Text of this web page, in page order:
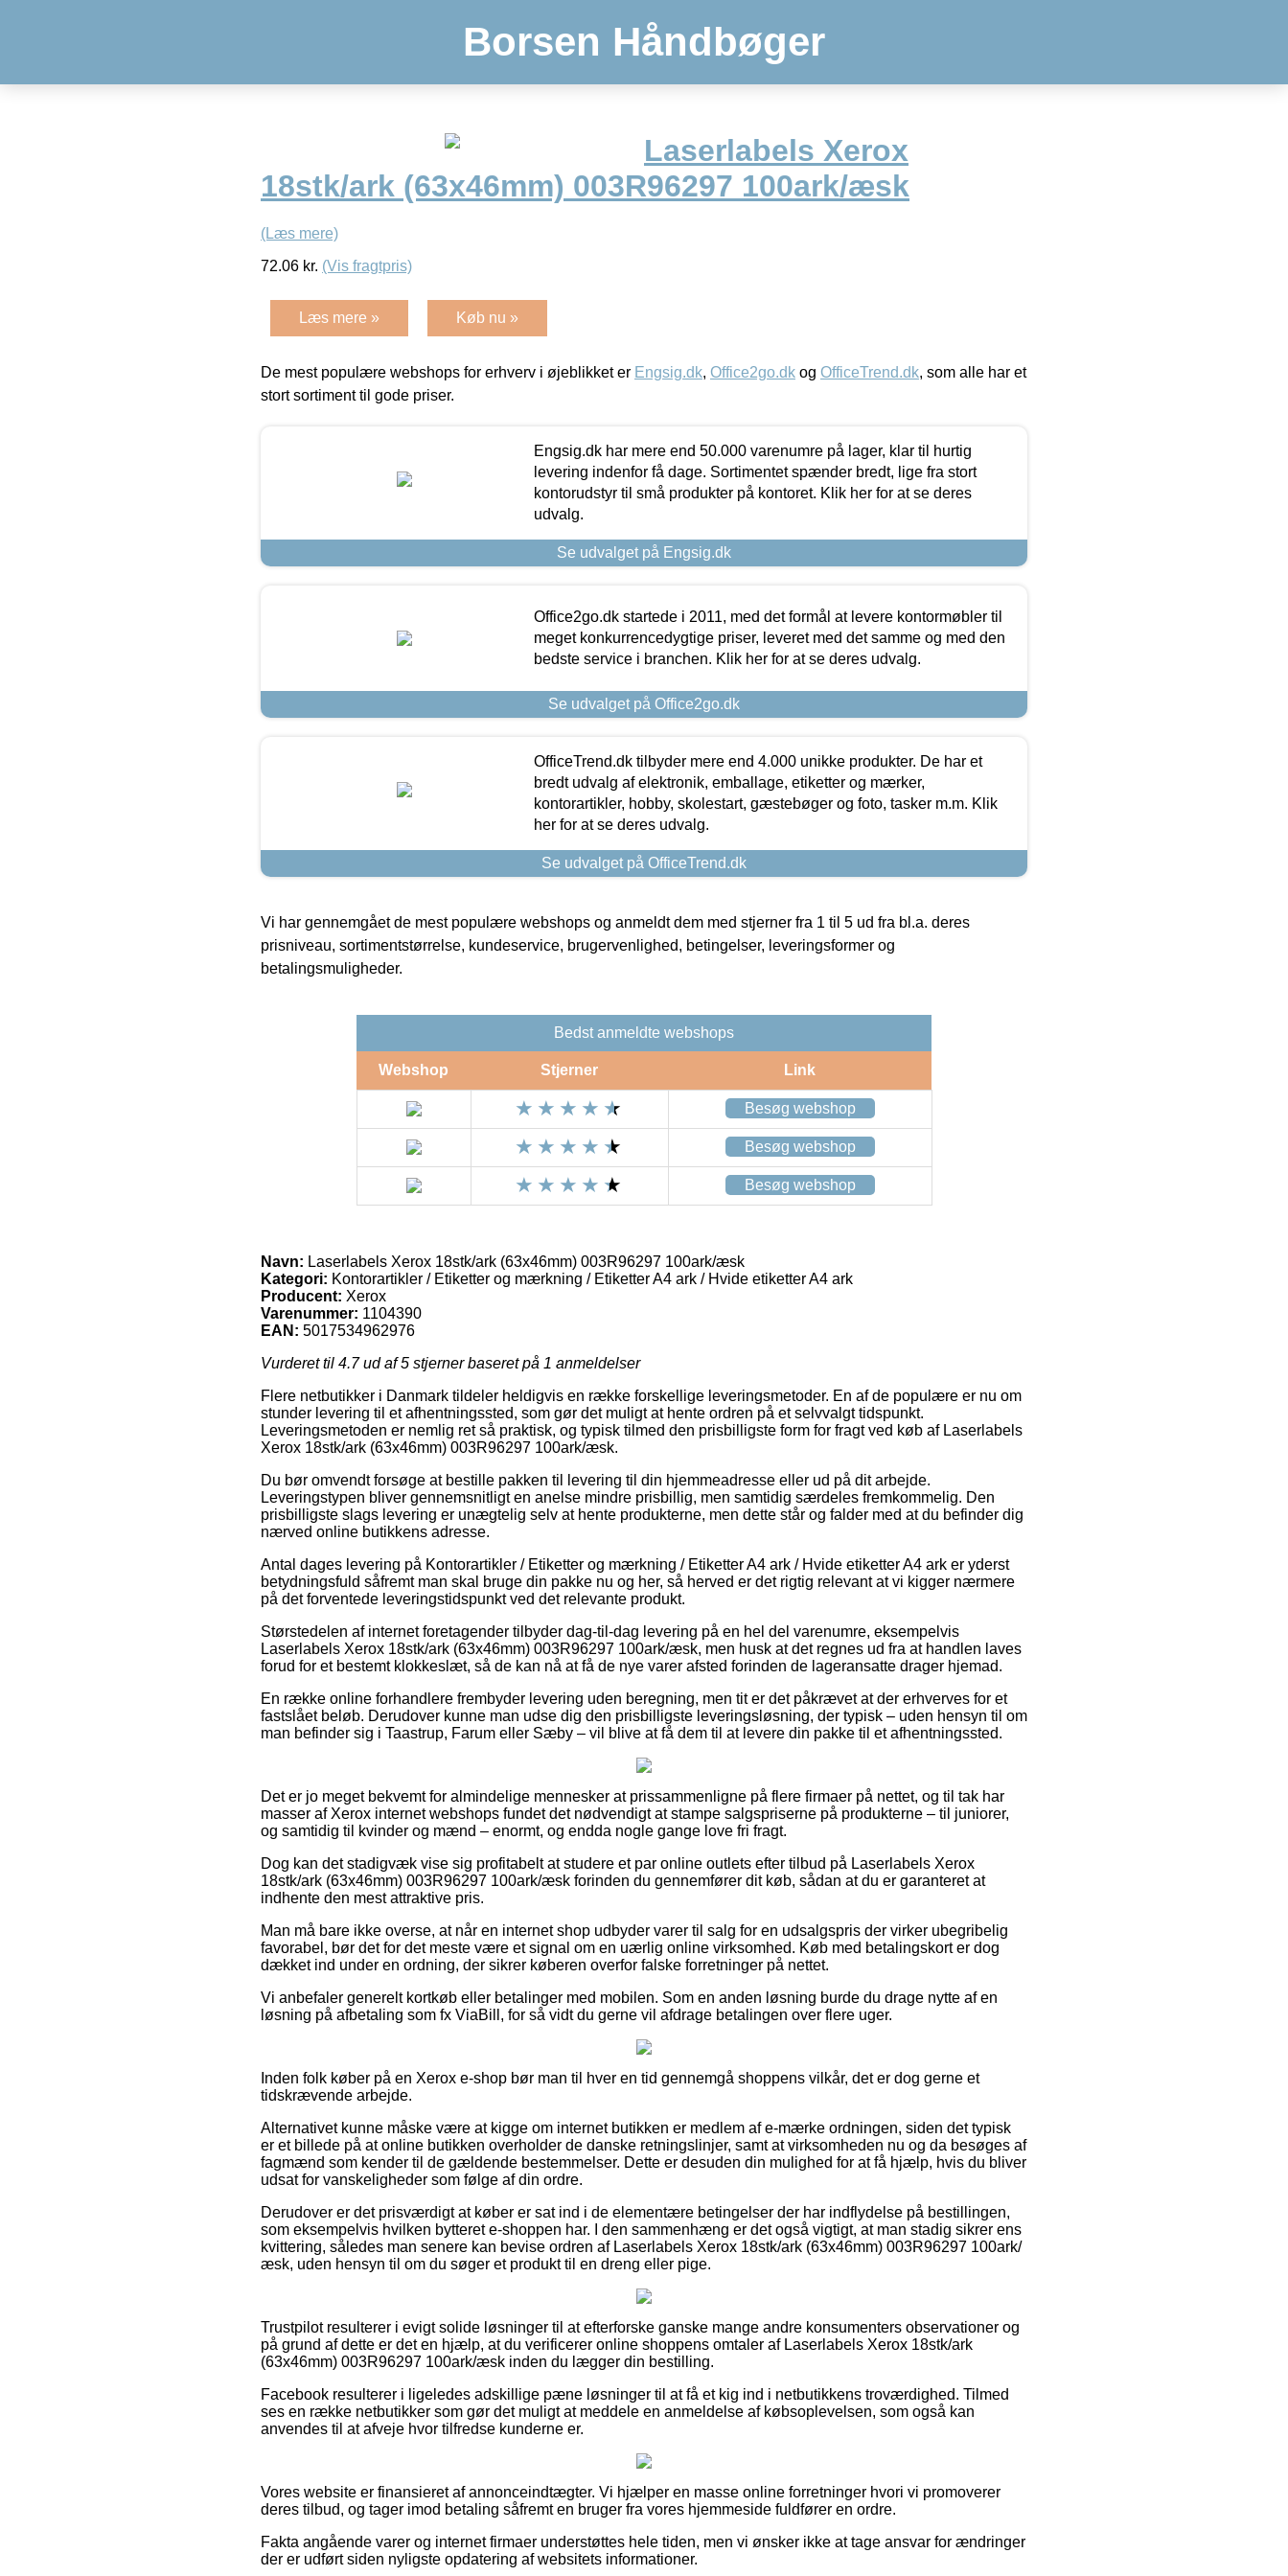
Borsen Håndbøger
Laserlabels Xerox
18stk/ark (63x46mm) 003R96297 100ark/æsk
(Læs mere)
72.06 kr. (Vis fragtpris)
Læs mere » Køb nu »
De mest populære webshops for erhverv i øjeblikket er Engsig.dk, Office2go.dk og OfficeTrend.dk, som alle har et
stort sortiment til gode priser.
Engsig.dk har mere end 50.000 varenumre på lager, klar til hurtig
levering indenfor få dage. Sortimentet spænder bredt, lige fra stort
kontorudstyr til små produkter på kontoret. Klik her for at se deres
udvalg.
Se udvalget på Engsig.dk
Office2go.dk startede i 2011, med det formål at levere kontormøbler til
meget konkurrencedygtige priser, leveret med det samme og med den
bedste service i branchen. Klik her for at se deres udvalg.
Se udvalget på Office2go.dk
OfficeTrend.dk tilbyder mere end 4.000 unikke produkter. De har et
bredt udvalg af elektronik, emballage, etiketter og mærker,
kontorartikler, hobby, skolestart, gæstebøger og foto, tasker m.m. Klik
her for at se deres udvalg.
Se udvalget på OfficeTrend.dk
Vi har gennemgået de mest populære webshops og anmeldt dem med stjerner fra 1 til 5 ud fra bl.a. deres
prisniveau, sortimentstørrelse, kundeservice, brugervenlighed, betingelser, leveringsformer og
betalingsmuligheder.
Bedst anmeldte webshops
Webshop Stjerner Link
Besøg webshop
Besøg webshop
Besøg webshop
Navn: Laserlabels Xerox 18stk/ark (63x46mm) 003R96297 100ark/æsk
Kategori: Kontorartikler / Etiketter og mærkning / Etiketter A4 ark / Hvide etiketter A4 ark
Producent: Xerox
Varenummer: 1104390
EAN: 5017534962976
Vurderet til 4.7ud af 5 stjerner baseret på 1 anmeldelser
Flere netbutikker i Danmark tildeler heldigvis en række forskellige leveringsmetoder. En af de populære er nu om
stunder levering til et afhentningssted, som gør det muligt at hente ordren på et selvvalgt tidspunkt.
Leveringsmetoden er nemlig ret så praktisk, og typisk tilmed den prisbilligste form for fragt ved køb af Laserlabels
Xerox 18stk/ark (63x46mm) 003R96297 100ark/æsk.
Du bør omvendt forsøge at bestille pakken til levering til din hjemmeadresse eller ud på dit arbejde.
Leveringstypen bliver gennemsnitligt en anelse mindre prisbillig, men samtidig særdeles fremkommelig. Den
prisbilligste slags levering er unægtelig selv at hente produkterne, men dette står og falder med at du befinder dig
nærved online butikkens adresse.
Antal dages levering på Kontorartikler / Etiketter og mærkning / Etiketter A4 ark / Hvide etiketter A4 ark er yderst
betydningsfuld såfremt man skal bruge din pakke nu og her, så herved er det rigtig relevant at vi kigger nærmere
på det forventede leveringstidspunkt ved det relevante produkt.
Størstedelen af internet foretagender tilbyder dag-til-dag levering på en hel del varenumre, eksempelvis
Laserlabels Xerox 18stk/ark (63x46mm) 003R96297 100ark/æsk, men husk at det regnes ud fra at handlen laves
forud for et bestemt klokkeslæt, så de kan nå at få de nye varer afsted forinden de lageransatte drager hjemad.
En række online forhandlere frembyder levering uden beregning, men tit er det påkrævet at der erhverves for et
fastslået beløb. Derudover kunne man udse dig den prisbilligste leveringsløsning, der typisk – uden hensyn til om
man befinder sig i Taastrup, Farum eller Sæby – vil blive at få dem til at levere din pakke til et afhentningssted.
Det er jo meget bekvemt for almindelige mennesker at prissammenligne på flere firmaer på nettet, og til tak har
masser af Xerox internet webshops fundet det nødvendigt at stampe salgspriserne på produkterne – til juniorer,
og samtidig til kvinder og mænd – enormt, og endda nogle gange love fri fragt.
Dog kan det stadigvæk vise sig profitabelt at studere et par online outlets efter tilbud på Laserlabels Xerox
18stk/ark (63x46mm) 003R96297 100ark/æsk forinden du gennemfører dit køb, sådan at du er garanteret at
indhente den mest attraktive pris.
Man må bare ikke overse, at når en internet shop udbyder varer til salg for en udsalgspris der virker ubegribelig
favorabel, bør det for det meste være et signal om en uærlig online virksomhed. Køb med betalingskort er dog
dækket ind under en ordning, der sikrer køberen overfor falske forretninger på nettet.
Vi anbefaler generelt kortkøb eller betalinger med mobilen. Som en anden løsning burde du drage nytte af en
løsning på afbetaling som fx ViaBill, for så vidt du gerne vil afdrage betalingen over flere uger.
Inden folk køber på en Xerox e-shop bør man til hver en tid gennemgå shoppens vilkår, det er dog gerne et
tidskrævende arbejde.
Alternativet kunne måske være at kigge om internet butikken er medlem af e-mærke ordningen, siden det typisk
er et billede på at online butikken overholder de danske retningslinjer, samt at virksomheden nu og da besøges af
fagmænd som kender til de gældende bestemmelser. Dette er desuden din mulighed for at få hjælp, hvis du bliver
udsat for vanskeligheder som følge af din ordre.
Derudover er det prisværdigt at køber er sat ind i de elementære betingelser der har indflydelse på bestillingen,
som eksempelvis hvilken bytteret e-shoppen har. I den sammenhæng er det også vigtigt, at man stadig sikrer ens
kvittering, således man senere kan bevise ordren af Laserlabels Xerox 18stk/ark (63x46mm) 003R96297 100ark/
æsk, uden hensyn til om du søger et produkt til en dreng eller pige.
Trustpilot resulterer i evigt solide løsninger til at efterforske ganske mange andre konsumenters observationer og
på grund af dette er det en hjælp, at du verificerer online shoppens omtaler af Laserlabels Xerox 18stk/ark
(63x46mm) 003R96297 100ark/æsk inden du lægger din bestilling.
Facebook resulterer i ligeledes adskillige pæne løsninger til at få et kig ind i netbutikkens troværdighed. Tilmed
ses en række netbutikker som gør det muligt at meddele en anmeldelse af købsoplevelsen, som også kan
anvendes til at afveje hvor tilfredse kunderne er.
Vores website er finansieret af annonceindtægter. Vi hjælper en masse online forretninger hvori vi promoverer
deres tilbud, og tager imod betaling såfremt en bruger fra vores hjemmeside fuldfører en ordre.
Fakta angående varer og internet firmaer understøttes hele tiden, men vi ønsker ikke at tage ansvar for ændringer
der er udført siden nyligste opdatering af websitets informationer.